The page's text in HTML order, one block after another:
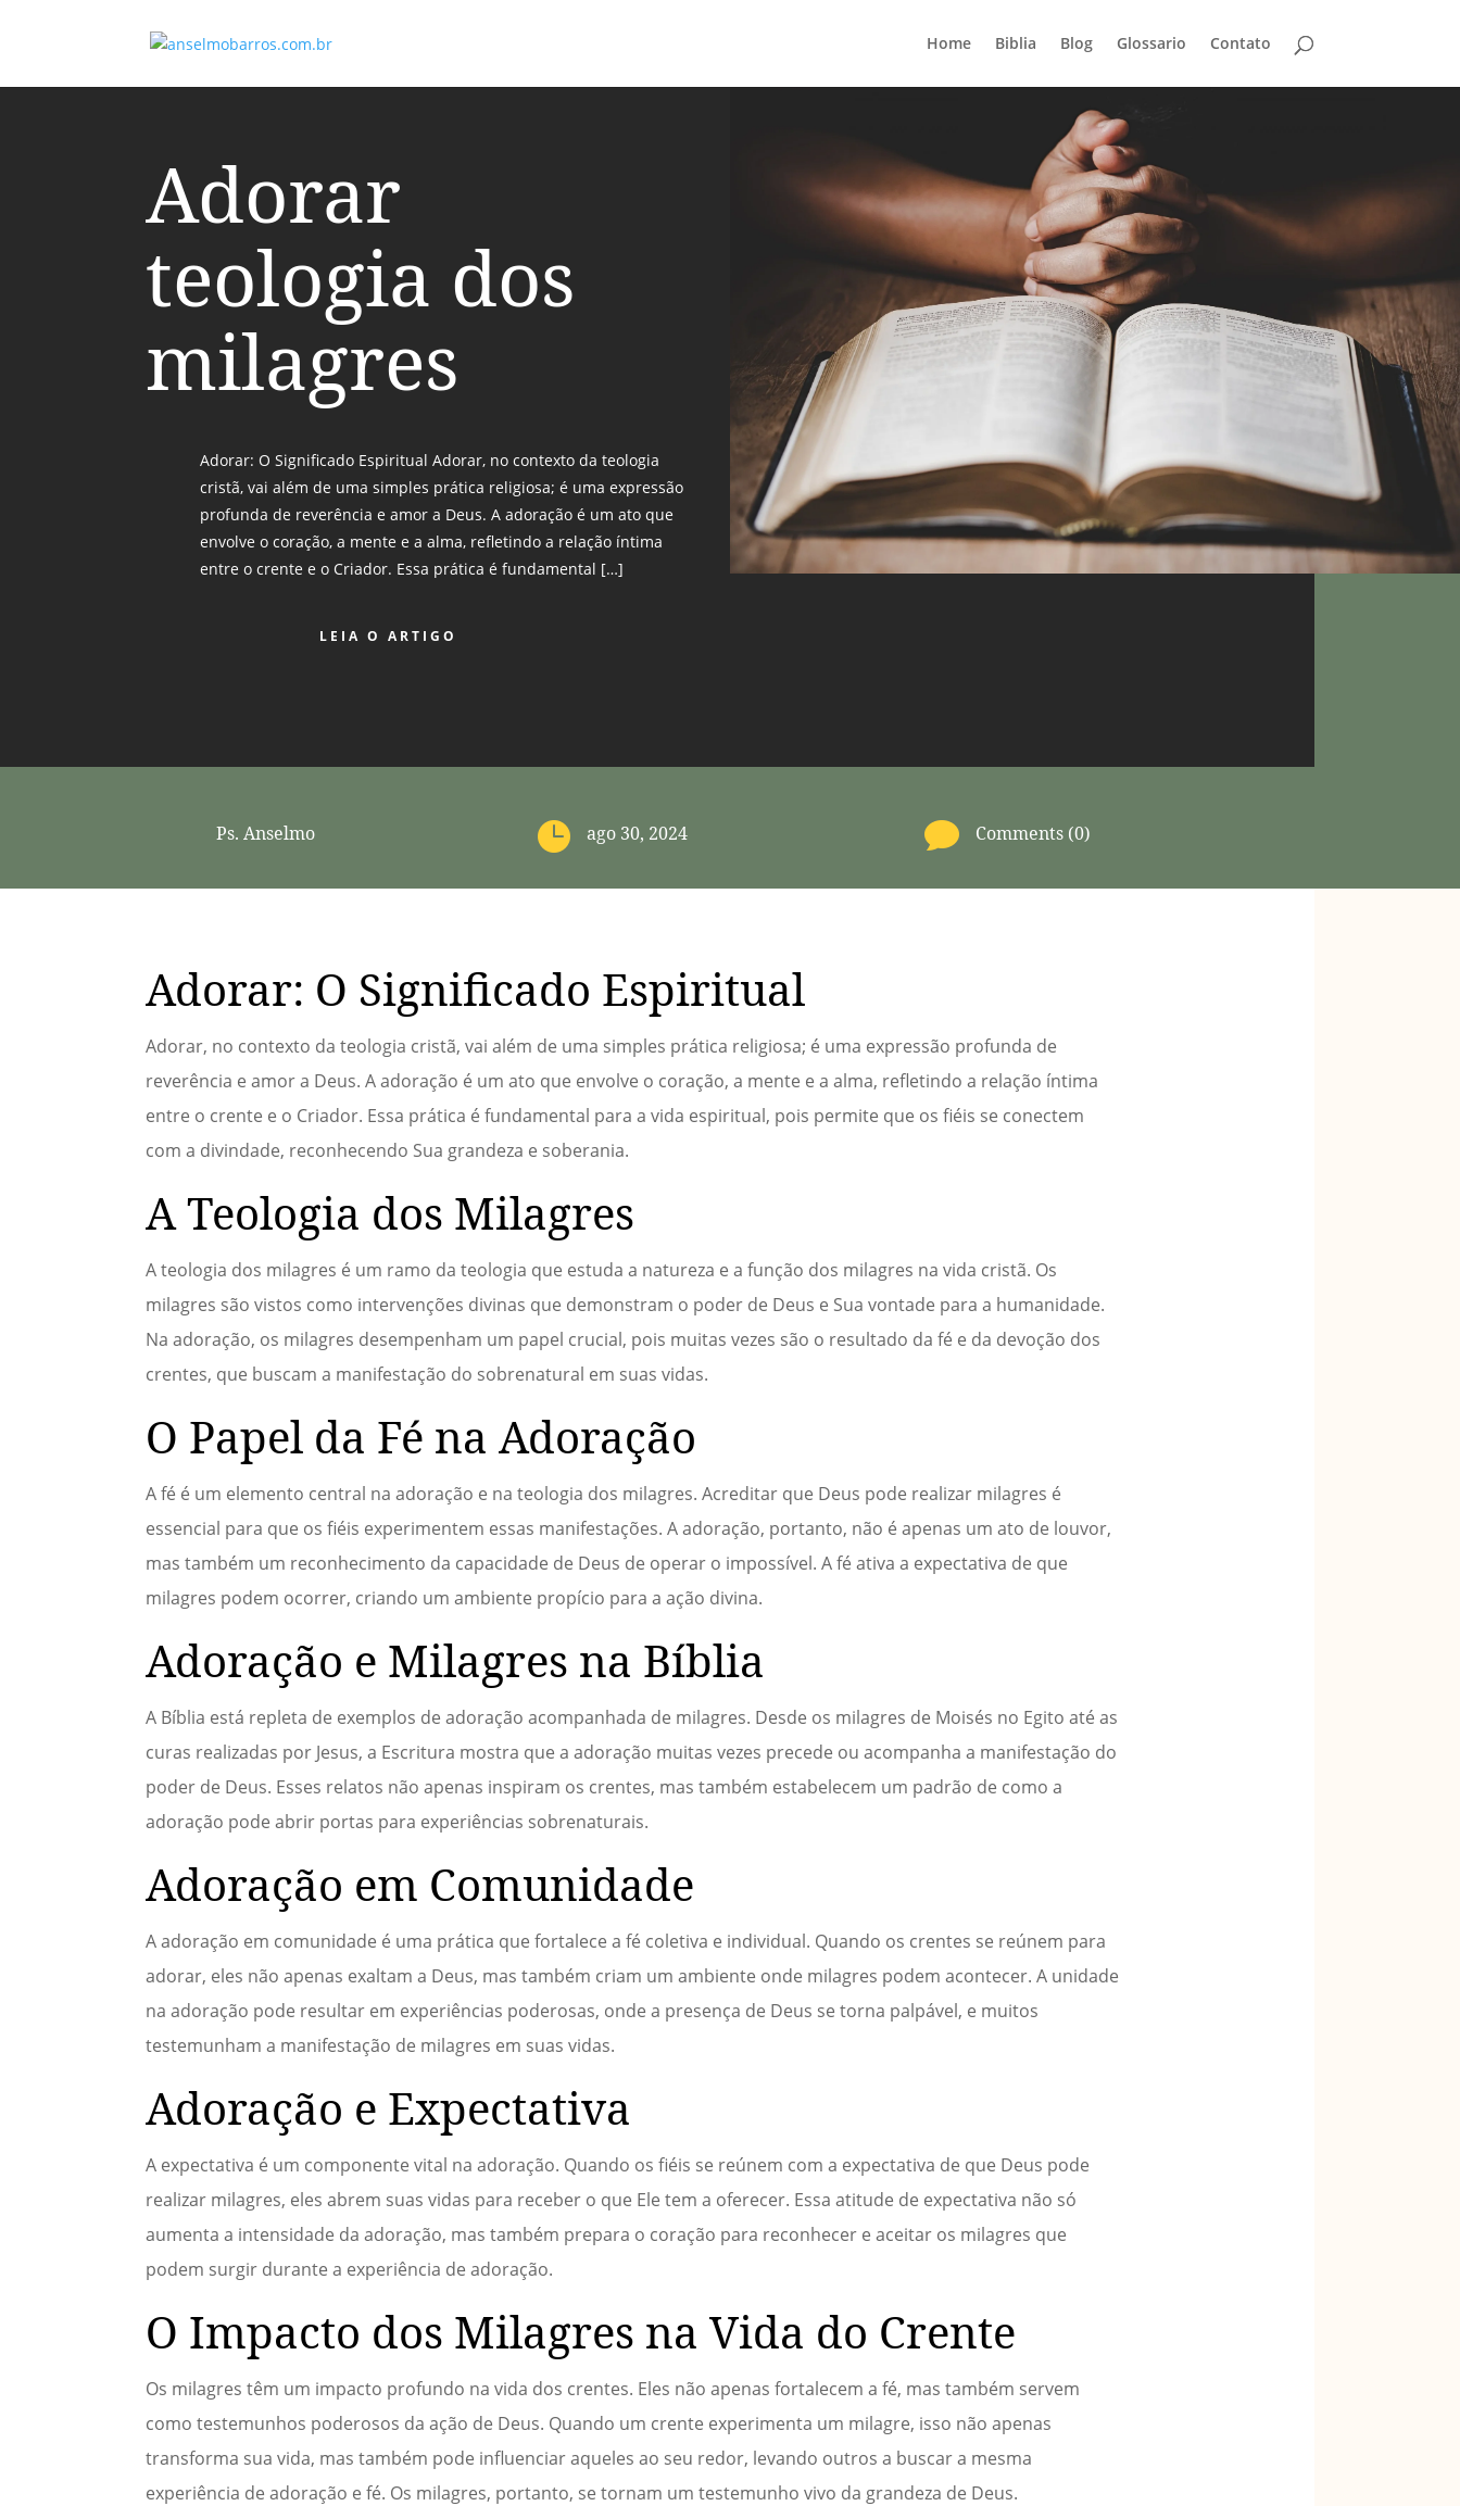
Home Biblia Blog Glossario Contato
Adorar
teologia dos
milagres
Adorar: O Significado Espiritual Adorar, no contexto da teologia
cristã, vai além de uma simples prática religiosa; é uma expressão
profunda de reverência e amor a Deus. A adoração é um ato que
envolve o coração, a mente e a alma, refletindo a relação íntima
entre o crente e o Criador. Essa prática é fundamental […]
LEIA O ARTIGO
Ps. Anselmo  ago 30, 2024  Comments (0)
Adorar: O Significado Espiritual
Adorar, no contexto da teologia cristã, vai além de uma simples prática religiosa; é uma expressão profunda de
reverência e amor a Deus. A adoração é um ato que envolve o coração, a mente e a alma, refletindo a relação íntima
entre o crente e o Criador. Essa prática é fundamental para a vida espiritual, pois permite que os fiéis se conectem
com a divindade, reconhecendo Sua grandeza e soberania.
A Teologia dos Milagres
A teologia dos milagres é um ramo da teologia que estuda a natureza e a função dos milagres na vida cristã. Os
milagres são vistos como intervenções divinas que demonstram o poder de Deus e Sua vontade para a humanidade.
Na adoração, os milagres desempenham um papel crucial, pois muitas vezes são o resultado da fé e da devoção dos
crentes, que buscam a manifestação do sobrenatural em suas vidas.
O Papel da Fé na Adoração
A fé é um elemento central na adoração e na teologia dos milagres. Acreditar que Deus pode realizar milagres é
essencial para que os fiéis experimentem essas manifestações. A adoração, portanto, não é apenas um ato de louvor,
mas também um reconhecimento da capacidade de Deus de operar o impossível. A fé ativa a expectativa de que
milagres podem ocorrer, criando um ambiente propício para a ação divina.
Adoração e Milagres na Bíblia
A Bíblia está repleta de exemplos de adoração acompanhada de milagres. Desde os milagres de Moisés no Egito até as
curas realizadas por Jesus, a Escritura mostra que a adoração muitas vezes precede ou acompanha a manifestação do
poder de Deus. Esses relatos não apenas inspiram os crentes, mas também estabelecem um padrão de como a
adoração pode abrir portas para experiências sobrenaturais.
Adoração em Comunidade
A adoração em comunidade é uma prática que fortalece a fé coletiva e individual. Quando os crentes se reúnem para
adorar, eles não apenas exaltam a Deus, mas também criam um ambiente onde milagres podem acontecer. A unidade
na adoração pode resultar em experiências poderosas, onde a presença de Deus se torna palpável, e muitos
testemunham a manifestação de milagres em suas vidas.
Adoração e Expectativa
A expectativa é um componente vital na adoração. Quando os fiéis se reúnem com a expectativa de que Deus pode
realizar milagres, eles abrem suas vidas para receber o que Ele tem a oferecer. Essa atitude de expectativa não só
aumenta a intensidade da adoração, mas também prepara o coração para reconhecer e aceitar os milagres que
podem surgir durante a experiência de adoração.
O Impacto dos Milagres na Vida do Crente
Os milagres têm um impacto profundo na vida dos crentes. Eles não apenas fortalecem a fé, mas também servem
como testemunhos poderosos da ação de Deus. Quando um crente experimenta um milagre, isso não apenas
transforma sua vida, mas também pode influenciar aqueles ao seu redor, levando outros a buscar a mesma
experiência de adoração e fé. Os milagres, portanto, se tornam um testemunho vivo da grandeza de Deus.